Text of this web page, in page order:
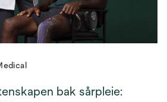
bak sårpleie: